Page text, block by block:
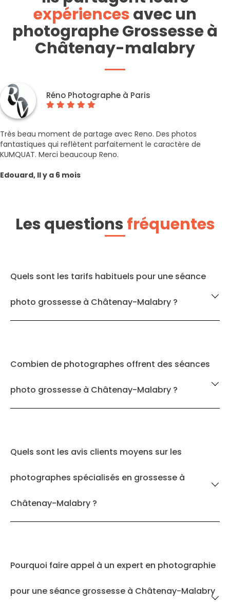
expériencesavec un
photographe Grossesse à
Châtenay-malabry
Réno Photographe à Paris
Très beau moment de partage avec Reno. Des photos
fantastiques qui reflètent parfaitement le caractère de
KUMQUAT. Merci beaucoup Reno.
Edouard, Il y a 6 mois
Les questionsfréquentes
Quels sont les tarifs habituels pour une séance
photo grossesse à Châtenay-Malabry ?
Combien de photographes offrent des séances
photo grossesse à Châtenay-Malabry ?
Quels sont les avis clients moyens sur les
photographes spécialisés en grossesse à
Châtenay-Malabry ?
Pourquoi faire appel à un expert en photographie
pour une séance grossesse à Châtenay-Malabry